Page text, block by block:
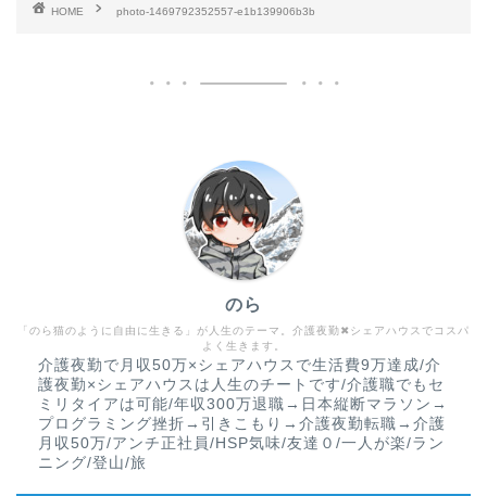
HOME photo-1469792352557-e1b139906b3b
「のら猫のように自由に生きる」が人生のテーマ。介護夜勤✖︎シェアハウスでコスパ
よく生きます。
のら
介護夜勤で月収50万×シェアハウスで生活費9万達成/介
護夜勤×シェアハウスは人生のチートです/介護職でもセ
ミリタイアは可能/年収300万退職→日本縦断マラソン→
プログラミング挫折→引きこもり→介護夜勤転職→介護
月収50万/アンチ正社員/HSP気味/友達０/一人が楽/ラン
ニング/登山/旅